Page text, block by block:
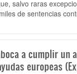
salvo raras
de sentencias
a cumplir un
europeas